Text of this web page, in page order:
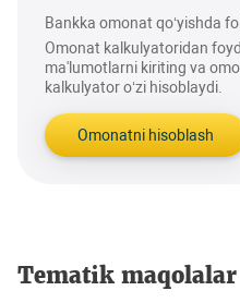
Bankka omonat qo‘yishda
Omonat kalkulyatoridan
ma'lumotlarni kiriting va
kalkulyator o‘zi hisoblaydi.
Omonatni hisoblash
Tematik maqolalar